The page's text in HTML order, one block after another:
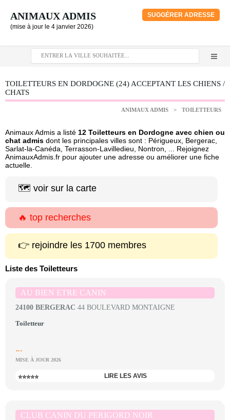
ANIMAUX ADMIS
(mise à jour le 4 janvier 2026)
SUGGÉRER ADRESSE
TOILETTEURS EN DORDOGNE (24) ACCEPTANT LES CHIENS /
CHATS
ANIMAUX ADMIS > TOILETTEURS
Animaux Admis a listé 12 Toiletteurs en Dordogne avec chien ou
chat admis dont les principales villes sont : Périgueux, Bergerac,
Sarlat-la-Canéda, Terrasson-Lavilledieu, Nontron, ... Rejoignez
AnimauxAdmis.fr pour ajouter une adresse ou améliorer une fiche
actuelle.
🗺️ voir sur la carte
🔥 top recherches
👉 rejoindre les 1700 membres
Liste des Toiletteurs
AU BIEN ETRE CANIN
24100 BERGERAC 44 BOULEVARD MONTAIGNE
Toiletteur
...
MISE À JOUR 2026
⭐⭐⭐⭐⭐ LIRE LES AVIS
CLUB CANIN DU PERIGORD NOIR